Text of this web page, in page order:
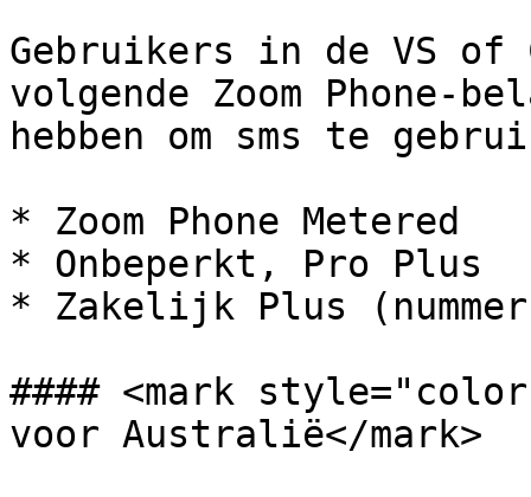
Gebruikers in de VS of
volgende Zoom Phone-
hebben om sms te
* Zoom Phone Metered
* Onbeperkt, Pro Plus
* Zakelijk Plus
#### <mark
voor Australië</mark>